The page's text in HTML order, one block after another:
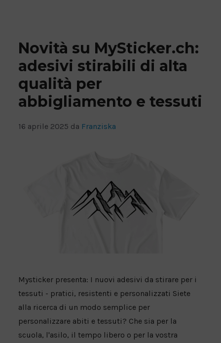
Novità su MySticker.ch:
adesivi stirabili di alta
qualità per
abbigliamento e tessuti
16 aprile 2025 da Franziska
Mysticker presenta: I nuovi adesivi da stirare per i
tessuti - pratici, resistenti e personalizzati Siete
alla ricerca di un modo semplice per
personalizzare abiti e tessuti? Che sia per la
scuola, l'asilo, il tempo libero o per la vostra